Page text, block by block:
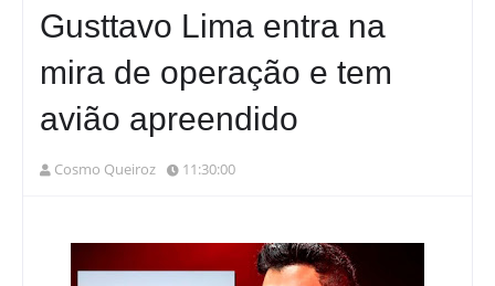
Gusttavo Lima entra na
mira de operação e tem
avião apreendido
Cosmo Queiroz 11:30:00